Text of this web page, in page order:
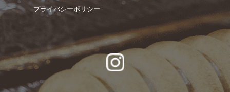
プライバシーポリシー